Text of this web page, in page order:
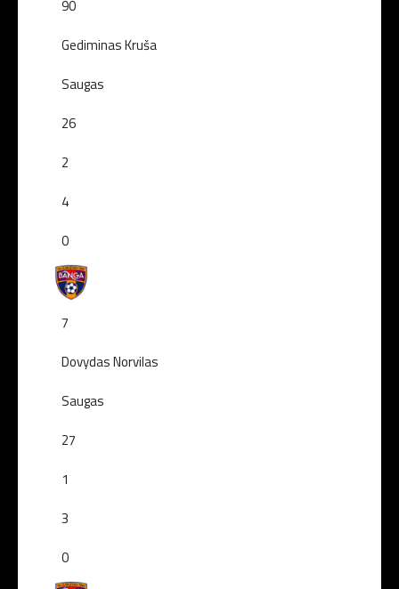
90
Gediminas Kruša
Saugas
26
2
4
0
7
Dovydas Norvilas
Saugas
27
1
3
0